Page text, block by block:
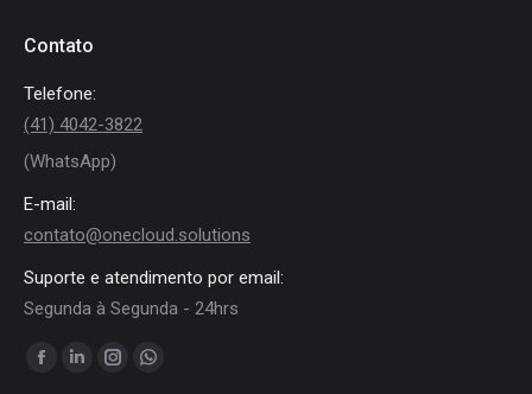
Contato
Telefone:
(41) 4042-3822
(WhatsApp)
E-mail:
contato@onecloud.solutions
Suporte e atendimento por email:
Segunda à Segunda - 24hrs
Encontre-nos em:
Facebook
LinkedinInstagramWhatsapp